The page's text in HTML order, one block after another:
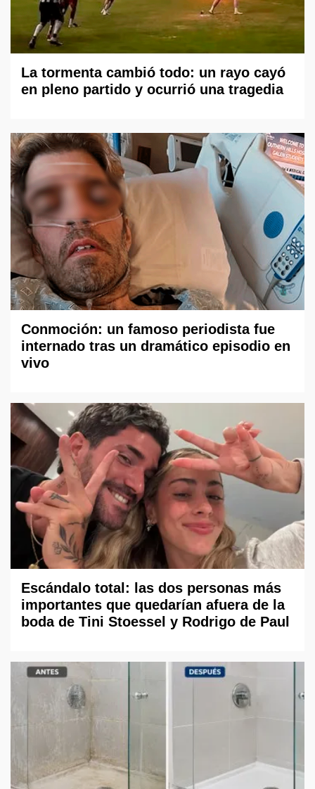
La tormenta cambió todo: un rayo cayó
en pleno partido y ocurrió una tragedia
Conmoción: un famoso periodista fue
internado tras un dramático episodio en
vivo
Escándalo total: las dos personas más
importantes que quedarían afuera de la
boda de Tini Stoessel y Rodrigo de Paul